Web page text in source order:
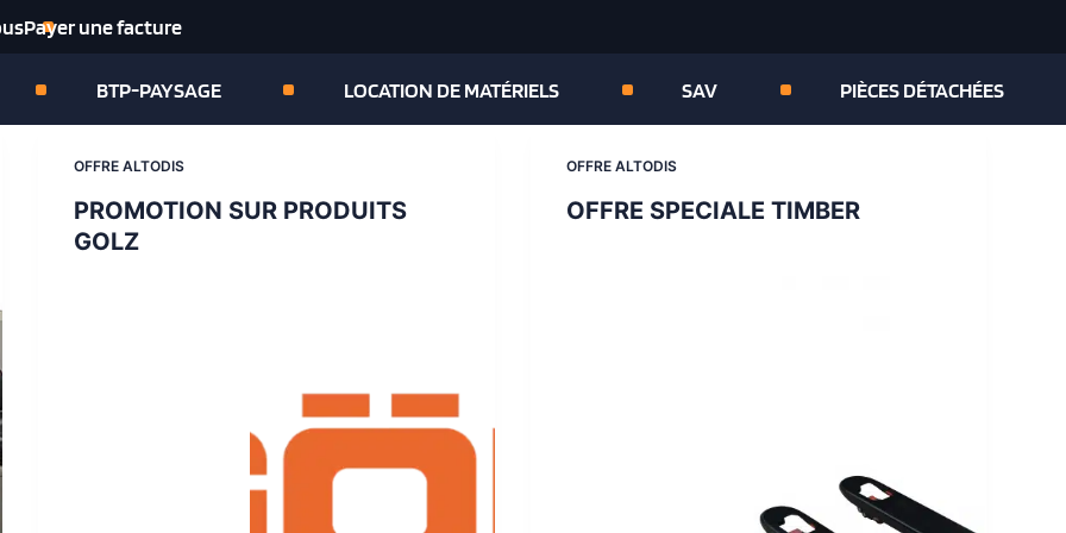
Payer une facture
BTP-PAYSAGE LOCATION DE MATÉRIELS SAV PIÈCES DÉTACHÉES
OFFRE ALTODIS
PROMOTION SUR PRODUITS
GOLZ
OFFRE ALTODIS
OFFRE SPECIALE TIMBER